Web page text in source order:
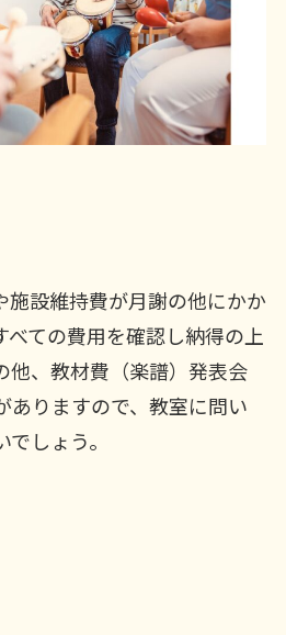
施設維持費が月謝の他にかか
べての費用を確認し納得の上
他、教材費（楽譜）発表会
ありますので、教室に問い
しょう。